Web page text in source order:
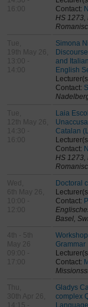
16:00
Contact:
HS 1273,
Tue,
19th May 26,
13:00 -
Simona
and
English
Contact:
Tue,
12th May 26,
14:30 -
16:00
Laia
Catalan
Contact:
HS 1273,
Wed,
6th May 26,
12:00
Doctoral
Contact:
Basel,
4th - 5th
May 26
09:00 -
17:00
Grammar
Contact:
Thu,
30th Apr 26,
14:15 -
Gladys
complex